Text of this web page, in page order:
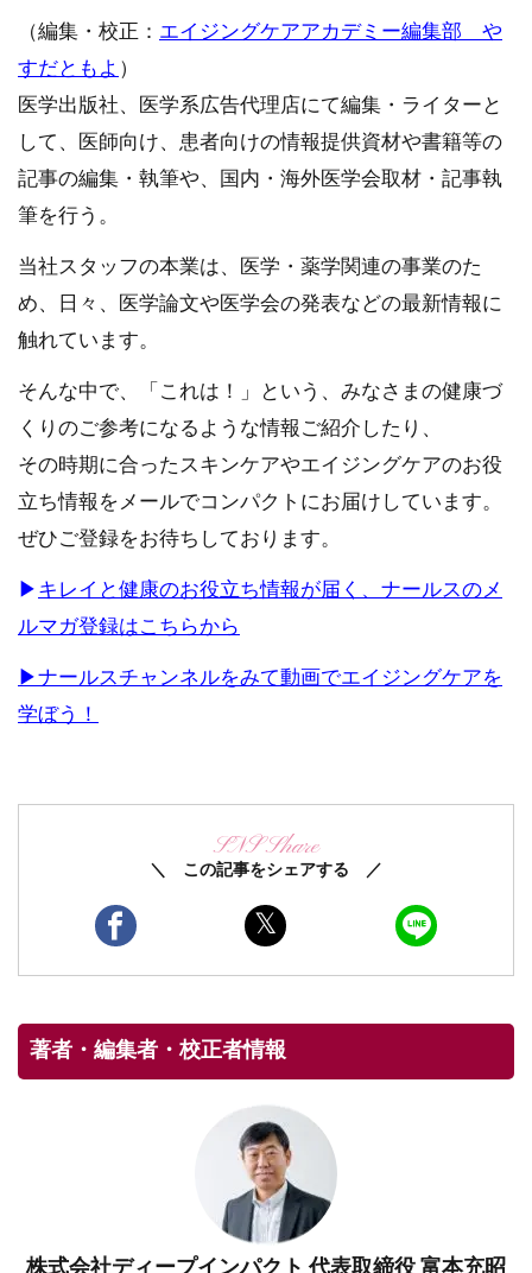
（編集・校正： エイジングケアアカデミー編集部 や
すだともよ ）
医学出版社、医学系広告代理店にて編集・ライターと
して、医師向け、患者向けの情報提供資材や書籍等の
記事の編集・執筆や、国内・海外医学会取材・記事執
筆を行う。
当社スタッフの本業は、医学・薬学関連の事業のた
め、日々、医学論文や医学会の発表などの最新情報に
触れています。
そんな中で、「これは！」という、みなさまの健康づ
くりのご参考になるような情報ご紹介したり、
その時期に合ったスキンケアやエイジングケアのお役
立ち情報をメールでコンパクトにお届けしています。
ぜひご登録をお待ちしております。
▶ キレイと健康のお役立ち情報が届く、ナールスのメ
ルマガ登録はこちらから
▶ナールスチャンネルをみて動画でエイジングケアを
学ぼう！
SNS Share
＼ この記事をシェアする ／
著者・編集者・校正者情報
株式会社ディープインパクト 代表取締役 富本充昭